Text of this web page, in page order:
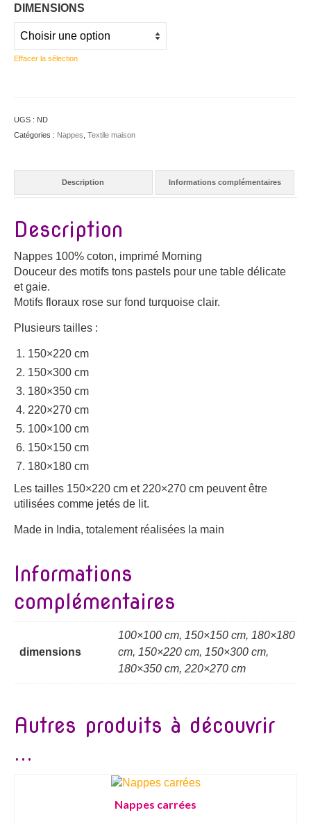
DIMENSIONS
Effacer la sélection
UGS : ND
Catégories : Nappes Textile maison
Description Informations complémentaires
Description
Nappes 100% coton, imprimé Morning
Douceur des motifs tons pastels pour une table délicate
et gaie.
Motifs floraux rose sur fond turquoise clair.
Plusieurs tailles :
150×220 cm
150×300 cm
180×350 cm
220×270 cm
100×100 cm
150×150 cm
180×180 cm
Les tailles 150×220 cm et 220×270 cm peuvent être
utilisées comme jetés de lit.
Made in India, totalement réalisées la main
Informations
complémentaires
dimensions
100×100 cm, 150×150 cm, 180×180
cm, 150×220 cm, 150×300 cm,
180×350 cm, 220×270 cm
Autres produits à découvrir
...
Nappes carrées